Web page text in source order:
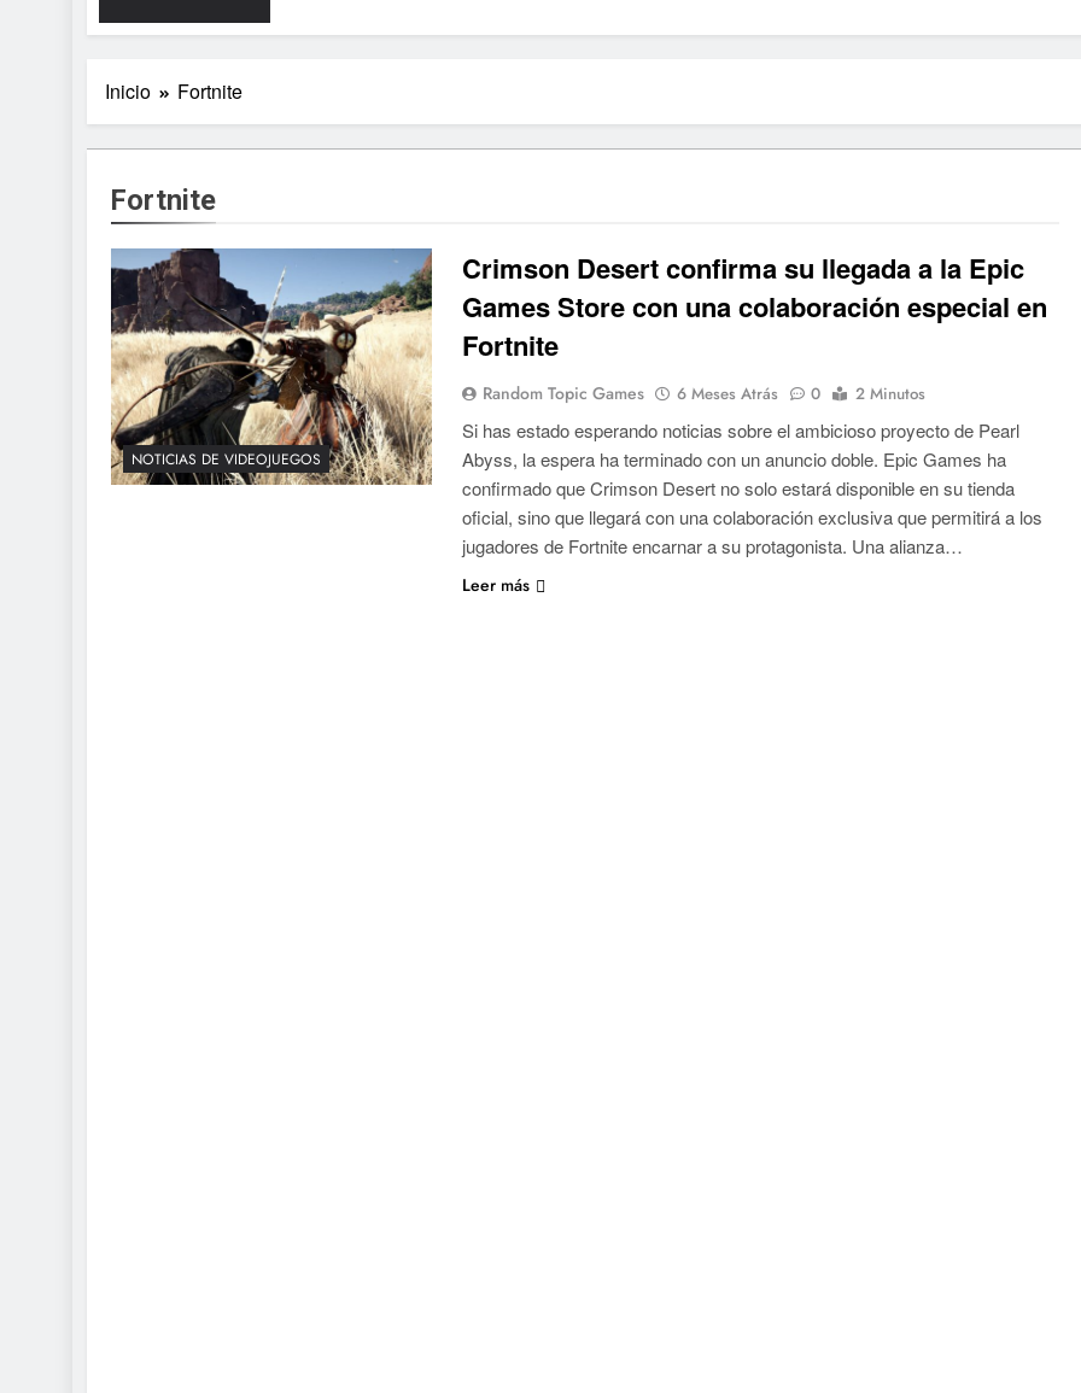
Inicio Fortnite
Fortnite
NOTICIAS DE VIDEOJUEGOS
Crimson Desert confirma su llegada a la Epic
Games Store con una colaboración especial en
Fortnite
Random Topic Games 6 Meses Atrás 0 2 Minutos
Si has estado esperando noticias sobre el ambicioso proyecto de Pearl
Abyss, la espera ha terminado con un anuncio doble. Epic Games ha
confirmado que Crimson Desert no solo estará disponible en su tienda
oficial, sino que llegará con una colaboración exclusiva que permitirá a los
jugadores de Fortnite encarnar a su protagonista. Una alianza…
Leer más